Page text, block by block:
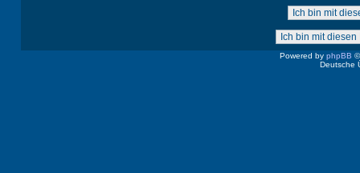
Powered by phpBB
Deutsche